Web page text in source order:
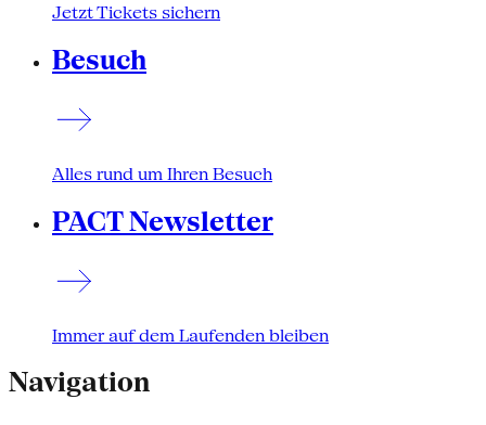
Jetzt Tickets sichern
Besuch
Alles rund um Ihren Besuch
PACT Newsletter
Immer auf dem Laufenden bleiben
Navigation